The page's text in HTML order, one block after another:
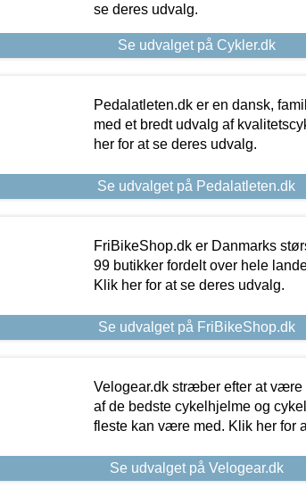
se deres udvalg.
Se udvalget på Cykler.dk
Pedalatleten.dk er en dansk,
med et bredt udvalg af
her for at se deres udvalg.
Se udvalget på Pedalatleten.dk
FriBikeShop.dk er Danmarks
99 butikker fordelt over hele
Klik her for at se deres udvalg.
Se udvalget på FriBikeShop.dk
Velogear.dk stræber efter at være
af de bedste cykelhjelme og
fleste kan være med. Klik her for
Se udvalget på Velogear.dk